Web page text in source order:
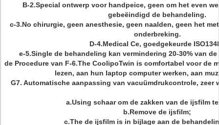
B-2.Special ontwerp voor handpeice, geen om het even
gebeëindigd de behandeling.
c-3.No chirurgie, geen anesthesie, geen naalden, geen het
onderbreking.
D-4.Medical Ce, goedgekeurde
e-5.Single de behandeling kan vermindering 20-30% van
de Procedure van F-6.The CoolipoTwin is comfortabel voor de
lezen, aan hun laptop computer werken, aan
G7. Automatische aanpassing van vacuümdrukcontrole, zeer
a.Using schaar om de zakken van de ijsfilm
b.Remove de ijsfilm;
c.The de ijsfilm is in bijlage aan de